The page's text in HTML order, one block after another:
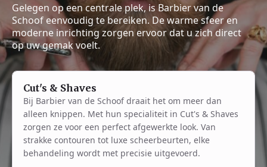
Gelegen op een centrale plek, is Barbier van de
Schoof eenvoudig te bereiken. De warme sfeer en
moderne inrichting zorgen ervoor dat u zich direct
op uw gemak voelt.
Cut's & Shaves
Bij Barbier van de Schoof draait het om meer dan
alleen knippen. Met hun specialiteit in Cut's & Shaves
zorgen ze voor een perfect afgewerkte look. Van
strakke contouren tot luxe scheerbeurten, elke
behandeling wordt met precisie uitgevoerd.